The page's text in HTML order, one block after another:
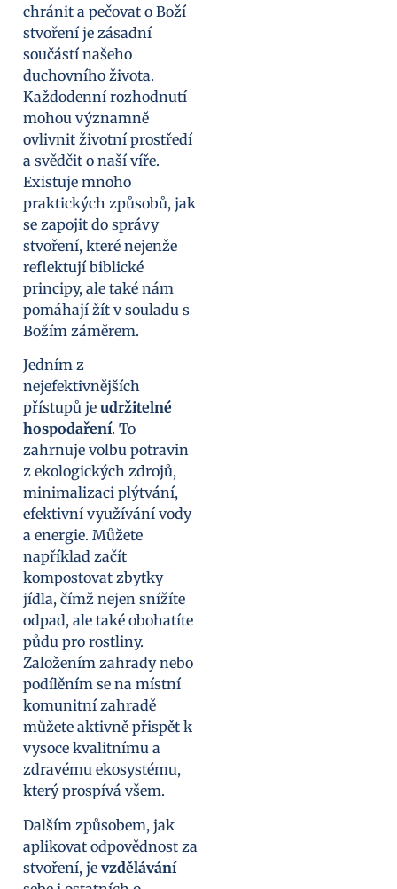
chránit a pečovat o Boží
stvoření je zásadní
součástí našeho
duchovního života.
Každodenní rozhodnutí
mohou významně
ovlivnit životní prostředí
a svědčit o naší víře.
Existuje mnoho
praktických způsobů, jak
se zapojit do správy
stvoření, které nejenže
reflektují biblické
principy, ale také nám
pomáhají žít v souladu s
Božím záměrem.
Jedním z
nejefektivnějších
přístupů je udržitelné
hospodaření. To
zahrnuje volbu potravin
z ekologických zdrojů,
minimalizaci plýtvání,
efektivní využívání vody
a energie. Můžete
například začít
kompostovat zbytky
jídla, čímž nejen snížíte
odpad, ale také obohatíte
půdu pro rostliny.
Založením zahrady nebo
podílěním se na místní
komunitní zahradě
můžete aktivně přispět k
vysoce kvalitnímu a
zdravému ekosystému,
který prospívá všem.
Dalším způsobem, jak
aplikovat odpovědnost za
stvoření, je vzdělávání